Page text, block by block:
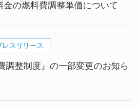
金の燃料費調整単価について
レスリリース
調整制度』の一部変更のお知ら